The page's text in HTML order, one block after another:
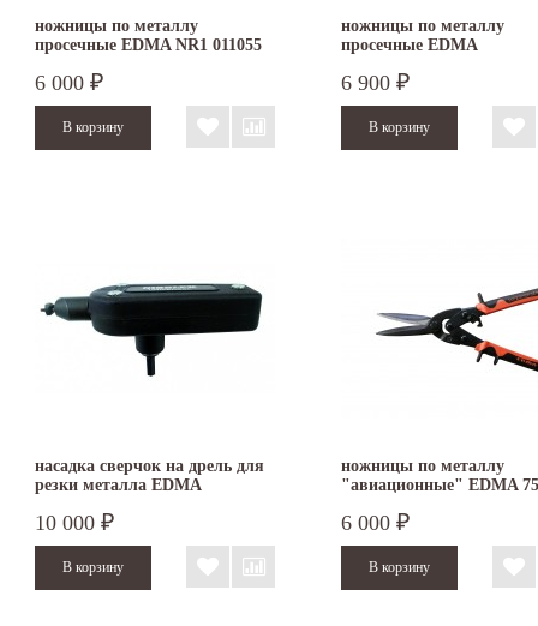
ножницы по металлу
просечные EDMA NR1 011055
6 000 ₽
ножницы по металлу
просечные EDMA
6 900 ₽
насадка сверчок на дрель для
резки металла EDMA
10 000 ₽
ножницы по металлу
"авиационные" EDMA
6 000 ₽